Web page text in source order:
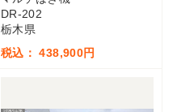
DR-202
栃木県
税込： 438,900円